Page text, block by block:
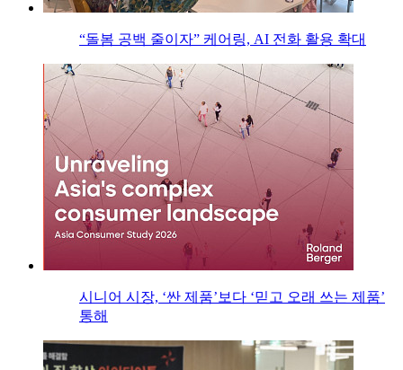
“돌봄 공백 줄이자” 케어링, AI 전화 활용 확대
시니어 시장, ‘싼 제품’보다 ‘믿고 오래 쓰는 제품’
통해